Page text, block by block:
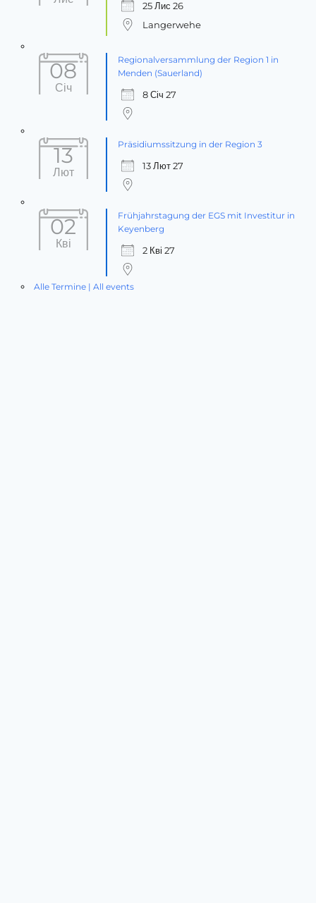
25 Лис 26
Langerwehe
08
Січ
Regionalversammlung der Region 1 in
Menden (Sauerland)
8 Січ 27
13
Лют
Präsidiumssitzung in der Region 3
13 Лют 27
02
Кві
Frühjahrstagung der EGS mit Investitur in
Keyenberg
2 Кві 27
Alle Termine | All events